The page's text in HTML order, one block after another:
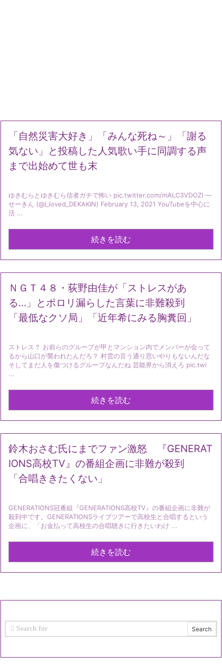
「自然災害大好き」「みんな死ね～」「謝る
気ない」と投稿した人気歌い手に同調する声
まで出始めて世も末
ゆきむらとゆきむら信者ガチで怖い pic.twitter.com/mALC3VDOZl —
せーきん (@I_loved_DEKAKIN) February 13, 2021 YouTubeを中心に
活 ...
続きを読む
ＮＧＴ４８・荻野由佳が「ストレスがあ
る…」とポロリ漏らした言葉に非難殺到
「最低なクソ局」「近年希にみる胸糞回」
ストレス？ お前らのグループが甲とマンション内でメンバーが会って
るから山口が襲われたんだろ？ 村雲の言う通り思いやりもないんだな
そしてまだ人を傷つけるグループなんだね 芸能界から消えろ pic.twi
...
続きを読む
鈴木おさむ氏にまでファン激怒 『GENERAT
IONS高校TV』の番組企画に非難が殺到
「合唱ききたくない」
GENERATIONS冠番組『GENERATIONS高校TV』の番組企画に非難が
殺到中です。GENERATIONSライブツアーで高校生と合唱するという
企画に、「お金払って高校生の合唱聴きに行きたいわけ ...
続きを読む